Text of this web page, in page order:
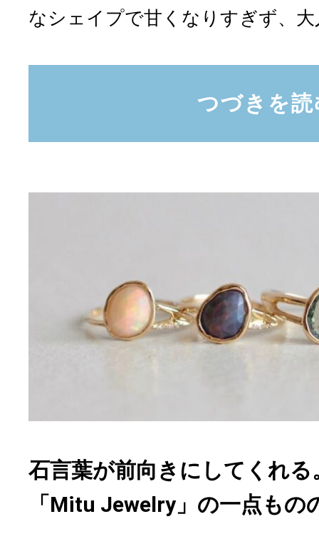
なシェイプで甘くなりすぎず、大
つづきを読
石言葉が前向きにしてくれ
「Mitu Jewelry」の一点もの